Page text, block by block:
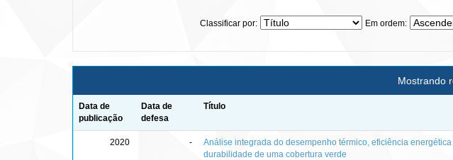
Classificar por: Em ordem:
Mostrando
Data de
publicação
Data de
defesa
Título
2020 -
Análise integrada do desempenho térmico, eficiência energética
durabilidade de uma cobertura verde